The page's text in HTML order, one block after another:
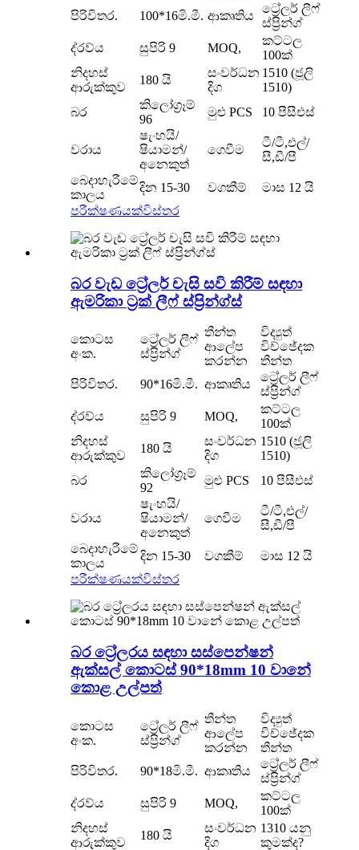
පිරිවිතර.
100*16මි.මී. ආකෘතිය
ට්‍රේලර් ලීෆ්
ස්ප්‍රින්ග්
ද්රව්ය
සුපිරි 9 MOQ,
කට්ටල
100ක්
නිදහස්
ආරුක්කුව
180 යි
සංවර්ධන
දිග
1510 (ජූලි
1510)
බර
කිලෝග්‍රෑම්
96
මුළු PCS 10 පීසීඑස්
වරාය
ෂැංහයි/
ෂියාමන්/
අනෙකුත්
ගෙවීම
ටී/ටී,එල්/
සී,ඩී/පී
බෙදාහැරීමේ
කාලය
දින 15-30 වගකීම්
මාස 12 යි
පරීක්ෂණයක්විස්තර
බර වැඩ ට්‍රේලර් චැසි සවි කිරීම් සඳහා
ඇමරිකා ට්‍රක් ලීෆ් ස්ප්‍රින්ග්ස්
කොටස
අංක.
ට්‍රේලර් ලීෆ්
ස්ප්‍රින්ග්
තීන්ත
ආලේප
කරන්න
විද්‍යුත්
විච්ඡේදක
තීන්ත
පිරිවිතර.
90*16මි.මී. ආකෘතිය
ට්‍රේලර් ලීෆ්
ස්ප්‍රින්ග්
ද්රව්ය
සුපිරි 9 MOQ,
කට්ටල
100ක්
නිදහස්
ආරුක්කුව
180 යි
සංවර්ධන
දිග
1510 (ජූලි
1510)
බර
කිලෝග්‍රෑම්
92
මුළු PCS 10 පීසීඑස්
වරාය
ෂැංහයි/
ෂියාමන්/
අනෙකුත්
ගෙවීම
ටී/ටී,එල්/
සී,ඩී/පී
බෙදාහැරීමේ
කාලය
දින 15-30 වගකීම්
මාස 12 යි
පරීක්ෂණයක්විස්තර
බර ට්‍රේලරය සඳහා සස්පෙන්ෂන්
ඇක්සල් කොටස් 90*18mm 10 වානේ
කොළ උල්පත්
කොටස
අංක.
ට්‍රේලර් ලීෆ්
ස්ප්‍රින්ග්
තීන්ත
ආලේප
කරන්න
විද්‍යුත්
විච්ඡේදක
තීන්ත
පිරිවිතර.
90*18මි.මී. ආකෘතිය
ට්‍රේලර් ලීෆ්
ස්ප්‍රින්ග්
ද්රව්ය
සුපිරි 9 MOQ,
කට්ටල
100ක්
නිදහස්
ආරුක්කුව
180 යි
සංවර්ධන
දිග
1310 යනු
කුමක්ද?